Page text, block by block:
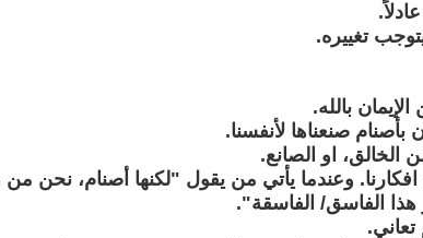
تغييره.
بالله.
بأصنام صنعناها لأنفسنا.
الخالق، او الصانع.
افكارنا. وعندما يأتي من يقول "لكنها أصنام، نحن
هذا الفاسق/ الفاسقة".